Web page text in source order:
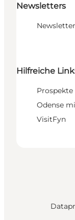
Newsletters
Hilfreiche
Odense
VisitFyn